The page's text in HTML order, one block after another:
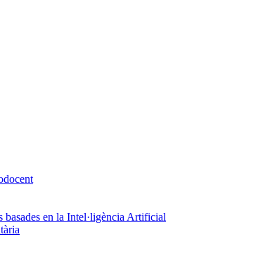
basades en la Intel·ligència Artificial